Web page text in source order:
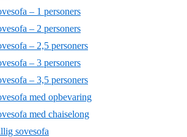
– 1 personers
– 2 personers
– 2,5 personers
– 3 personers
– 3,5 personers
med opbevaring
med chaiselong
sovesofa